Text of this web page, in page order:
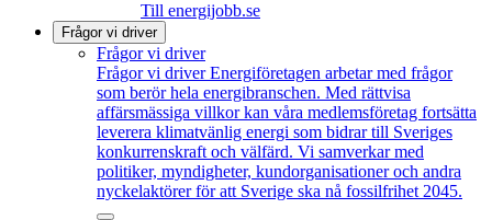
Till energijobb.se
Frågor vi driver
Frågor vi driver
Frågor vi driver Energiföretagen arbetar med frågor
som berör hela energibranschen. Med rättvisa
affärsmässiga villkor kan våra medlemsföretag fortsätta
leverera klimatvänlig energi som bidrar till Sveriges
konkurrenskraft och välfärd. Vi samverkar med
politiker, myndigheter, kundorganisationer och andra
nyckelaktörer för att Sverige ska nå fossilfrihet 2045.